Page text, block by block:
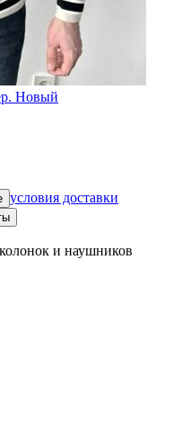
Новый
условия доставки
и наушников